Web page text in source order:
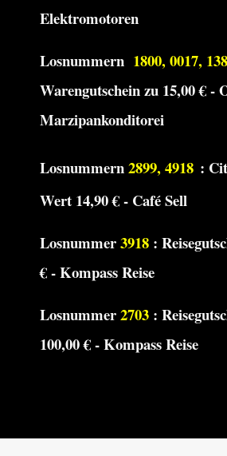
Elektromotoren
Losnummern 1800, 0017,
Warengutschein zu 15,00 € -
Marzipankonditorei
Losnummern2899, 4918 :
Wert 14,90 € - Café Sell
Losnummer3918 :
€ - Kompass Reise
Losnummer2703 :
100,00 € - Kompass Reise